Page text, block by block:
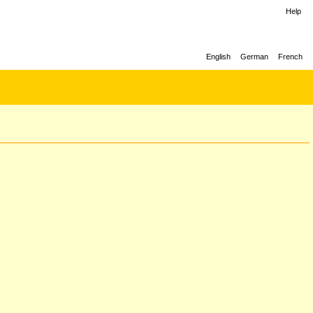
Help
English German French